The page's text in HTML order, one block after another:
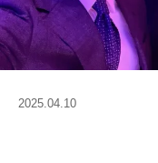
2025.04.10